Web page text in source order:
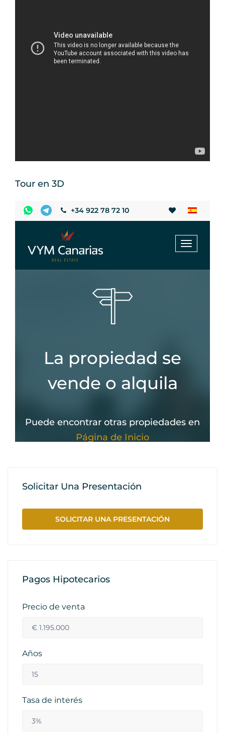
Tour en 3D
Solicitar Una Presentación
SOLICITAR UNA PRESENTACIÓN
Pagos Hipotecarios
Precio de venta
Años
Tasa de interés